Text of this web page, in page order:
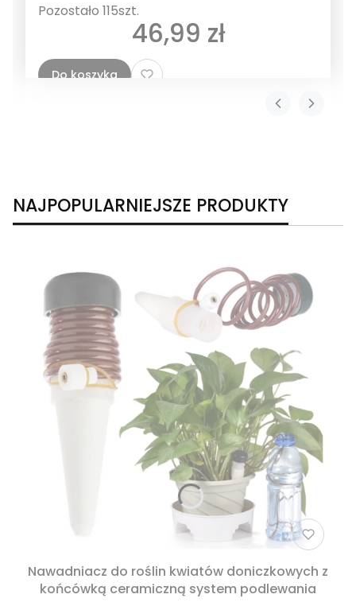
Pozostało 115szt.
Cena
46,99 zł
Do koszyka
NAJPOPULARNIEJSZE PRODUKTY
Nawadniacz do roślin kwiatów doniczkowych z
końcówką ceramiczną system podlewania